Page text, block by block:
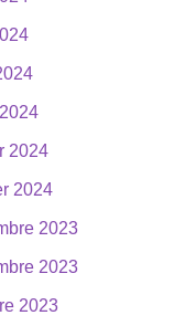
2024
2024
2023
2023
2023